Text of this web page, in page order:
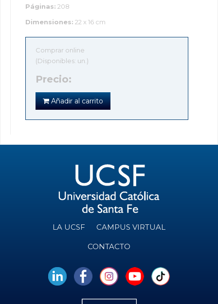
Páginas: 208
Dimensiones: 22 x 16 cm
Comprar online
(Disponibles: un.)
Precio:
Añadir al carrito
LA UCSF CAMPUS VIRTUAL
CONTACTO